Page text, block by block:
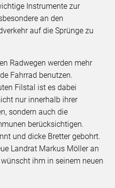
Instrumente zur
an den
auf die Sprünge zu
Radwegen werden mehr
Fahrrad benutzen.
Filstal ist es dabei
nur innerhalb ihrer
sondern auch die
berücksichtigen.
und dicke Bretter gebohrt.
Landrat Markus Möller an
ihm in seinem neuen